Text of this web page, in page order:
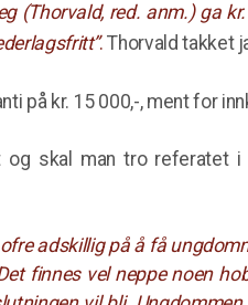
(Thorvald, red. anm.) ga
. Thorvald takket
på kr. 15 000,-, ment for
og skal man tro referatet
adskillig på å få
finnes vel neppe noen